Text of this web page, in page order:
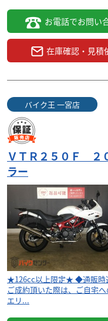
お電話でお問い
在庫確認・見積
バイク王 一宮店
ＶＴＲ２５０Ｆ ２
ラー
★126cc以上限定★ ◆通販時
ご成約頂いた際は、ご自宅
エリ...